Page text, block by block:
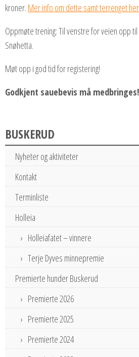
kroner. Mer info om dette samt terrenget her
Oppmøte trening: Til venstre for veien opp
Snøhetta.
Møt opp i god tid for registering!
Godkjent sauebevis må medbringes!
BUSKERUD
Nyheter og aktiviteter
Kontakt
Terminliste
Holleia
Holleiafatet – vinnere
Terje Dyves minnepremie
Premierte hunder Buskerud
Premierte 2026
Premierte 2025
Premierte 2024